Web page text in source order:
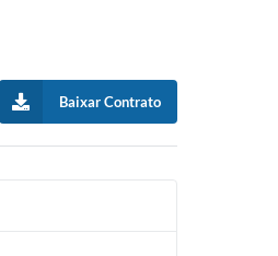
Baixar Contrato